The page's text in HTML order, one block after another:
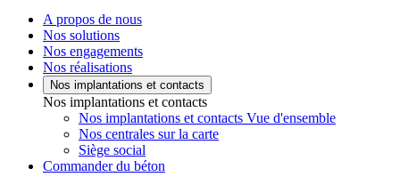
A propos de nous
Nos solutions
Nos engagements
Nos réalisations
Nos implantations et contacts
Nos implantations et contacts
Nos implantations et contacts Vue d'ensemble
Nos centrales sur la carte
Siège social
Commander du béton